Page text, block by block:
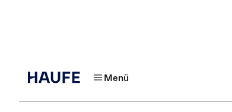
Menü